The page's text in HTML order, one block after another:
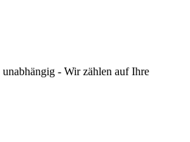
unabhängig - Wir zählen auf Ihre